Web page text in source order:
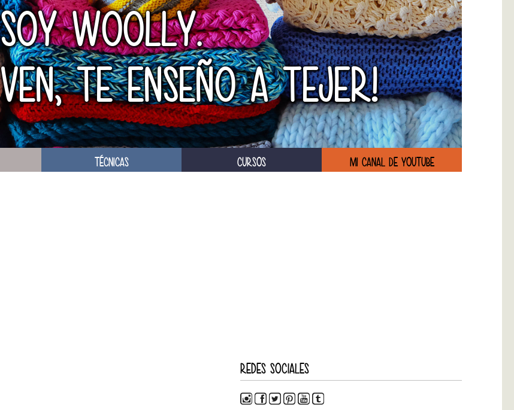
SOY WOOLLY.
VEN, TE ENSEÑO A TEJER!
TÉCNICAS CURSOS MI CANAL DE YOUTUBE
REDES SOCIALES